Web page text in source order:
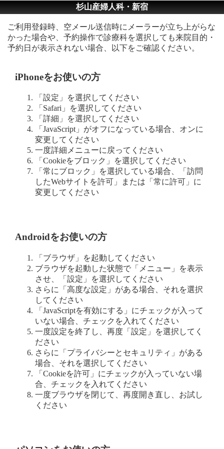
杉山産婦人科・新宿
ご利用登録時、空メール送信時にメーラーが立ち上がらな
かった場合や、予約操作で診療科を選択しても来院目的・
予約日が表示されない場合、以下をご確認ください。
iPhoneをお使いの方
「設定」を選択してください
「Safari」を選択してください
「詳細」を選択してください
「JavaScript」がオフになっている場合、オンに
変更してください
一度詳細メニューに戻ってください
「Cookieをブロック」を選択してください
「常にブロック」を選択している場合、「訪問
したWebサイトを許可」または「常に許可」に
変更してください
Androidをお使いの方
「ブラウザ」を起動してください
ブラウザを起動した状態で「メニュー」を表示
させ、「設定」を選択してください
さらに「高度な設定」がある場合、それを選択
してください
「JavaScriptを有効にする」にチェックが入って
いない場合、チェックを入れてください
一度設定を終了し、再度「設定」を選択してく
ださい
さらに「プライバシーとセキュリティ」がある
場合、それを選択してください
「Cookieを許可」にチェックが入っていない場
合、チェックを入れてください
一度ブラウザを閉じて、再度開き直し、お試し
ください